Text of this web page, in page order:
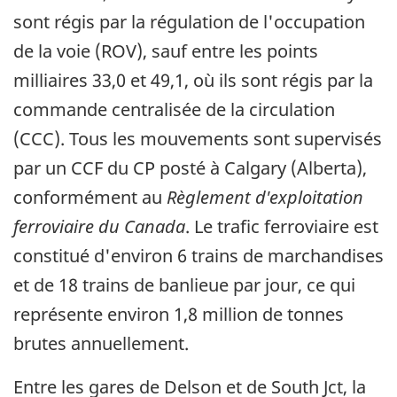
sont régis par la régulation de l'occupation
de la voie (ROV), sauf entre les points
milliaires 33,0 et 49,1, où ils sont régis par la
commande centralisée de la circulation
(CCC). Tous les mouvements sont supervisés
par un CCF du CP posté à Calgary (Alberta),
conformément au Règlement d'exploitation
ferroviaire du Canada. Le trafic ferroviaire est
constitué d'environ 6 trains de marchandises
et de 18 trains de banlieue par jour, ce qui
représente environ 1,8 million de tonnes
brutes annuellement.
Entre les gares de Delson et de South Jct, la